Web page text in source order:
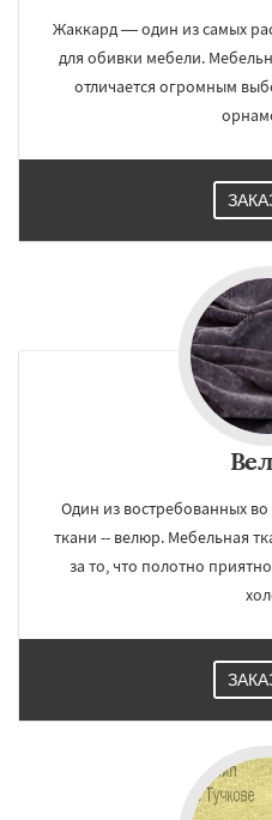
Жаккард — один из самых
для обивки мебели.
отличается огромным
Один из востребованных
ткани -- велюр. Мебельная
за то, что полотно